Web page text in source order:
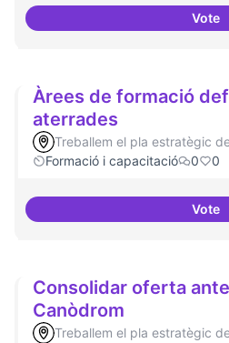
Vote
Àrees de formació
aterrades
Treballem el pla estratègic
Formació i capacitació
0 0
Vote
Consolidar oferta
Canòdrom
Treballem el pla estratègic